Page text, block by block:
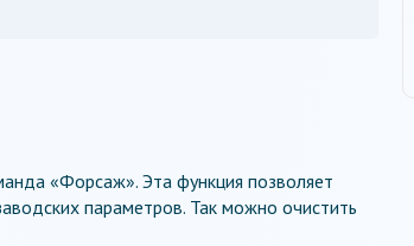
«Форсаж». Эта функция позволяет
параметров. Так можно очистить